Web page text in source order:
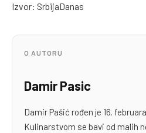
Izvor: SrbijaDanas
O AUTORU
Damir Pasic
Damir Pašić rođen je 16.
Kulinarstvom se bavi od malih